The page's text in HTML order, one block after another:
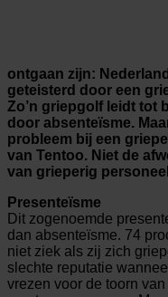
ontgaan zijn:
geteisterd door een
Zo’n griepgolf leidt tot
door absenteïsme.
probleem bij een
van Tentoo. Niet de
van grieperig
Presenteïsme
Dit zogenoemde
dan absenteïsme. 74
niet ziek als zij zich
slechte reputatie
vrezen voor de toorn